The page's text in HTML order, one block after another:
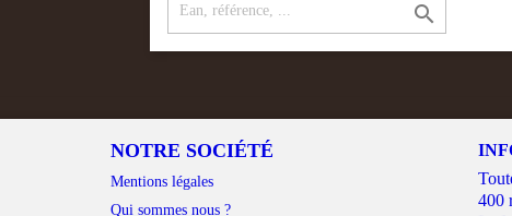

NOTRE SOCIÉTÉ
Mentions légales
Qui sommes nous ?
400